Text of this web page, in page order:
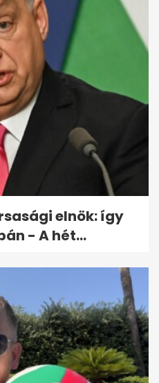
az Erdei Zsolt
elnök: így
- A hét...